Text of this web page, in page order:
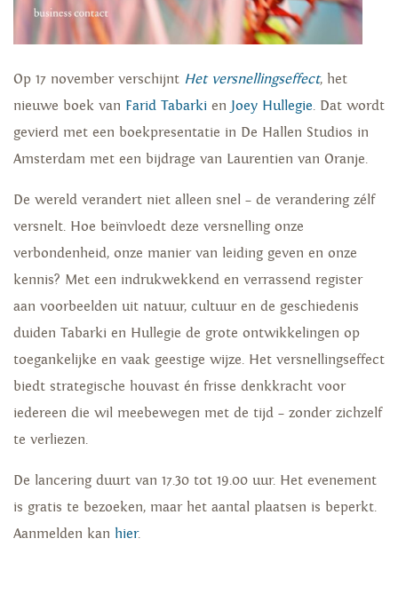
Op 17 november verschijnt Het versnellingseffect, het
nieuwe boek van Farid Tabarki en Joey Hullegie. Dat wordt
gevierd met een boekpresentatie in De Hallen Studios in
Amsterdam met een bijdrage van Laurentien van Oranje.
De wereld verandert niet alleen snel – de verandering zélf
versnelt. Hoe beïnvloedt deze versnelling onze
verbondenheid, onze manier van leiding geven en onze
kennis? Met een indrukwekkend en verrassend register
aan voorbeelden uit natuur, cultuur en de geschiedenis
duiden Tabarki en Hullegie de grote ontwikkelingen op
toegankelijke en vaak geestige wijze. Het versnellingseffect
biedt strategische houvast én frisse denkkracht voor
iedereen die wil meebewegen met de tijd – zonder zichzelf
te verliezen.
De lancering duurt van 17.30 tot 19.00 uur. Het evenement
is gratis te bezoeken, maar het aantal plaatsen is beperkt.
Aanmelden kan hier.